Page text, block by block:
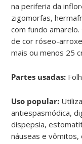
na periferia da
zigomorfas,
com fundo
de cor róseo-
mais ou menos 25
Partes usadas:
Uso popular:
antiespasmódica,
dispepsia,
náuseas e vômitos,